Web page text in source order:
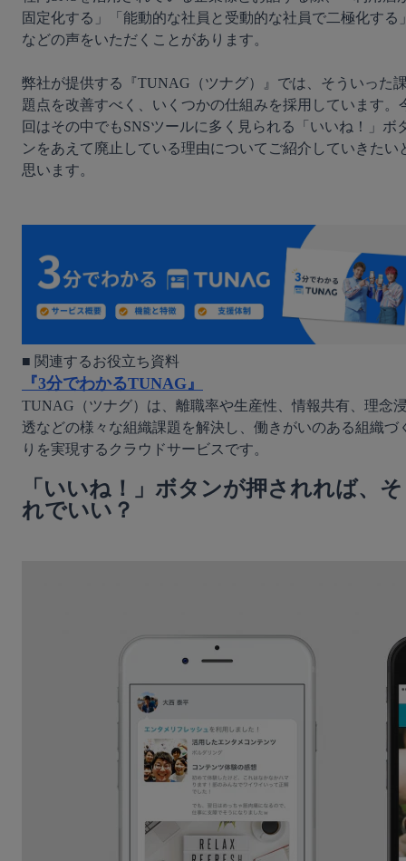
固定化する」「能動的な社員と受動的な社員で二極化する
などの声をいただくことがあります。
弊社が提供する『TUNAG（ツナグ）』では、そういった
題点を改善すべく、いくつかの仕組みを採用しています。
回はその中でもSNSツールに多く見られる「いいね！」ボ
ンをあえて廃止している理由についてご紹介していきたい
思います。
『3分でわかるTUNAG』
TUNAG（ツナグ）は、離職率や生産性、情報共有、理念
透などの様々な組織課題を解決し、働きがいのある組織づ
りを実現するクラウドサービスです。
「いいね！」ボタンが押されれば、そ
れでいい？